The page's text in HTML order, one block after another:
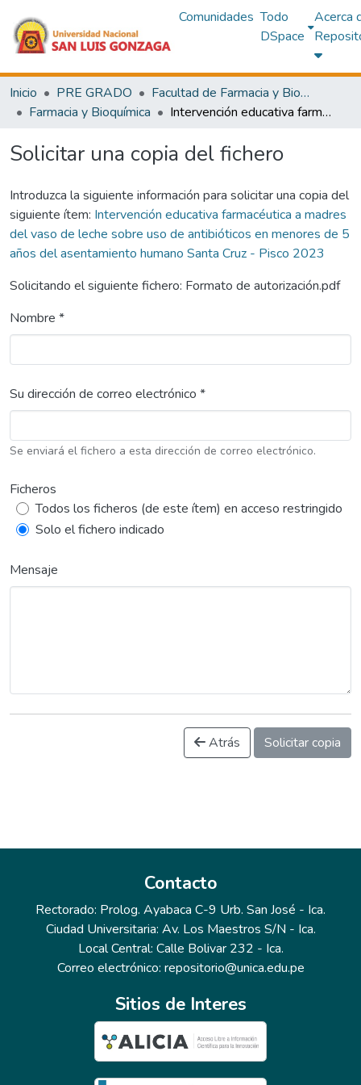
Comunidades Todo
DSpace
Acerca
Inicio PRE GRADO
Facultad de Farmacia y Bioquímica
Farmacia y Bioquímica
Intervención educativa farmacéutica a madres del vaso de leche sobre uso de antibióticos en menores de 5 años del asentamiento humano Santa Cruz - Pisco 2023
Solicitar una copia del fichero
Introduzca la siguiente información para solicitar una copia del
siguiente ítem: Intervención educativa farmacéutica a madres
del vaso de leche sobre uso de antibióticos en menores de 5
años del asentamiento humano Santa Cruz - Pisco 2023
Solicitando el siguiente fichero: Formato de autorización.pdf
Nombre *
Su dirección de correo electrónico *
Se enviará el fichero a esta dirección de correo electrónico.
Ficheros
Todos los ficheros (de este ítem) en acceso restringido
Solo el fichero indicado
Mensaje
Atrás Solicitar copia
Contacto
Rectorado: Prolog. Ayabaca C-9 Urb. San José - Ica.
Ciudad Universitaria: Av. Los Maestros S/N - Ica.
Local Central: Calle Bolivar 232 - Ica.
Correo electrónico: repositorio@unica.edu.pe
Sitios de Interes